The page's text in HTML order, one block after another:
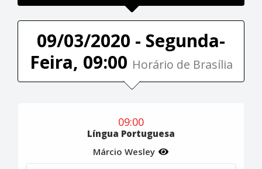
09/03/2020 - Segunda-
Feira, 09:00 Horário de Brasília
09:00
Língua Portuguesa
Márcio Wesley